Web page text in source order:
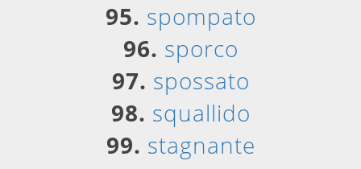
95. spompato
96. sporco
97. spossato
98. squallido
99. stagnante